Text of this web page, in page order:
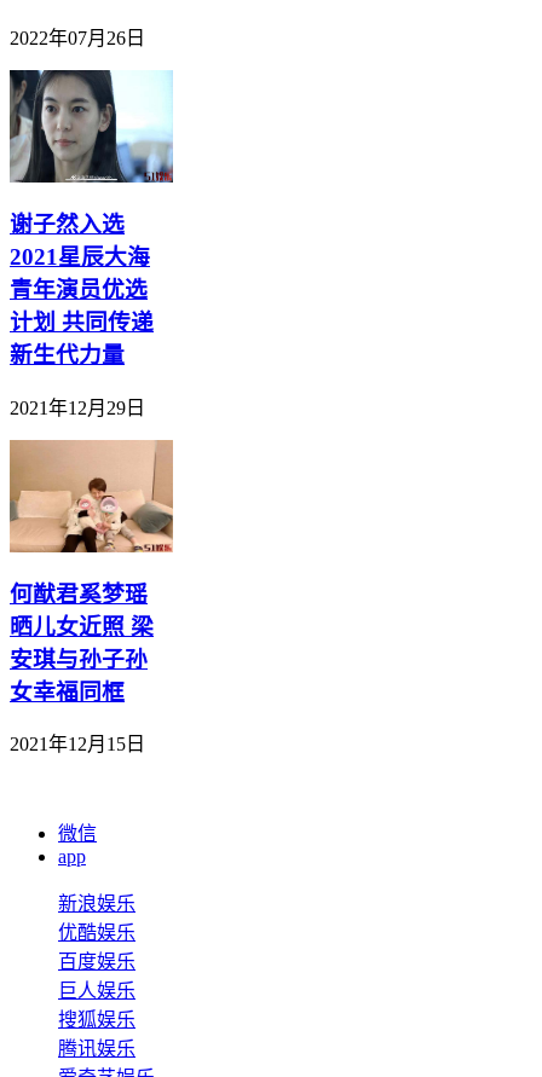
2022年07月26日
谢子然入选
2021星辰大海
青年演员优选
计划 共同传递
新生代力量
2021年12月29日
何猷君奚梦瑶
晒儿女近照 梁
安琪与孙子孙
女幸福同框
2021年12月15日
微信
app
新浪娱乐
优酷娱乐
百度娱乐
巨人娱乐
搜狐娱乐
腾讯娱乐